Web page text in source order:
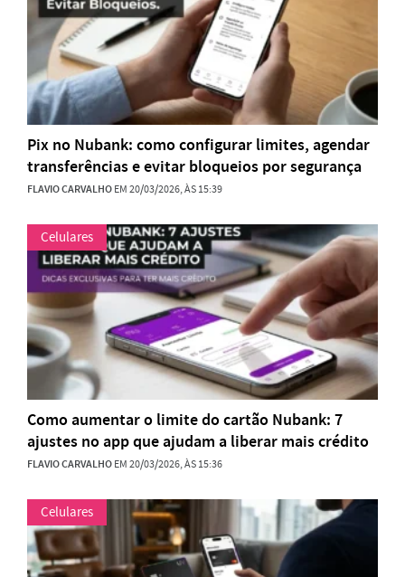
Pix no Nubank: como configurar limites, agendar
transferências e evitar bloqueios por segurança
FLAVIO CARVALHOEM 20/03/2026, ÀS 15:39
Celulares
Como aumentar o limite do cartão Nubank: 7
ajustes no app que ajudam a liberar mais crédito
FLAVIO CARVALHOEM 20/03/2026, ÀS 15:36
Celulares